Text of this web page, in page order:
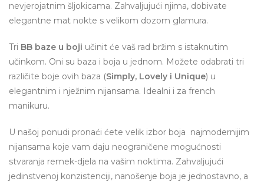
nevjerojatnim šljokicama. Zahvaljujući njima, dobivate
elegantne mat nokte s velikom dozom glamura.
Tri BB baze u boji učinit će vaš rad bržim s istaknutim
učinkom. Oni su baza i boja u jednom. Možete odabrati tri
različite boje ovih baza (Simply, Lovely i Unique) u
elegantnim i nježnim nijansama. Idealni i za french
manikuru.
U našoj ponudi pronaći ćete velik izbor boja najmodernijim
nijansama koje vam daju neograničene mogućnosti
stvaranja remek-djela na vašim noktima. Zahvaljujući
jedinstvenoj konzistenciji, nanošenje boja je jednostavno, a